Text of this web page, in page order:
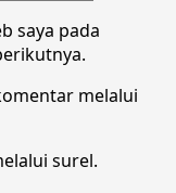
saya pada
melalui
surel.